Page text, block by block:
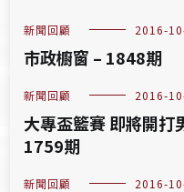
新聞回顧 2016-
市政櫥窗 – 1848期
新聞回顧 2016-
大專盃籃賽 即將開打
1759期
新聞回顧 2016-